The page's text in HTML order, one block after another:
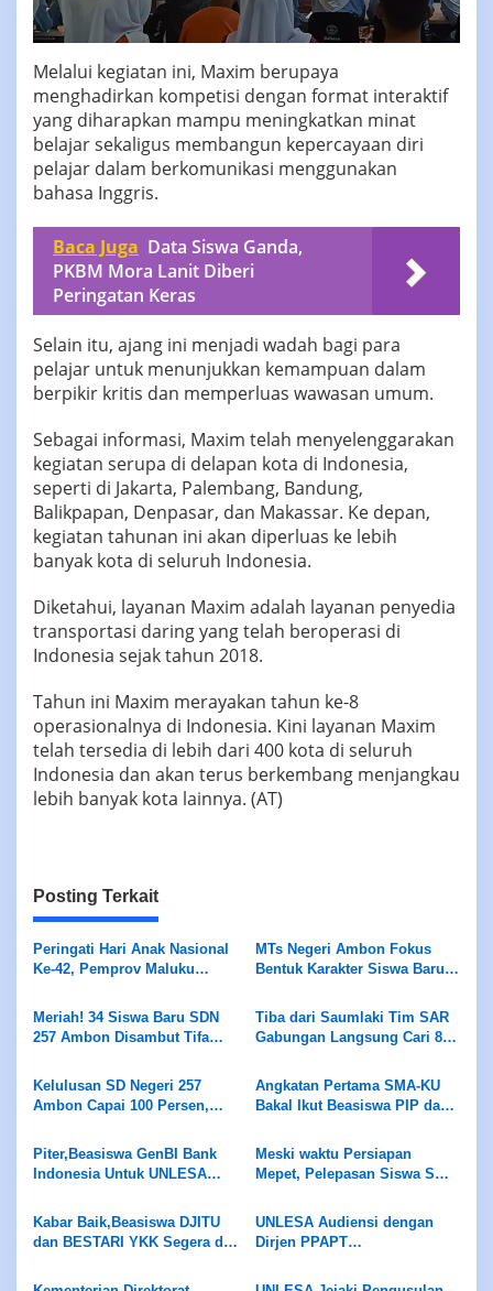
Melalui kegiatan ini, Maxim berupaya
menghadirkan kompetisi dengan format interaktif
yang diharapkan mampu meningkatkan minat
belajar sekaligus membangun kepercayaan diri
pelajar dalam berkomunikasi menggunakan
bahasa Inggris.
Baca Juga Data Siswa Ganda,
PKBM Mora Lanit Diberi
Peringatan Keras
‎‎Selain itu, ajang ini menjadi wadah bagi para
pelajar untuk menunjukkan kemampuan dalam
berpikir kritis dan memperluas wawasan umum.
‎Sebagai informasi, Maxim telah menyelenggarakan
kegiatan serupa di delapan kota di Indonesia,
seperti di Jakarta, Palembang, Bandung,
Balikpapan, Denpasar, dan Makassar. Ke depan,
kegiatan tahunan ini akan diperluas ke lebih
banyak kota di seluruh Indonesia.
‎Diketahui, layanan Maxim adalah layanan penyedia
transportasi daring yang telah beroperasi di
Indonesia sejak tahun 2018.
‎Tahun ini Maxim merayakan tahun ke-8
operasionalnya di Indonesia. Kini layanan Maxim
telah tersedia di lebih dari 400 kota di seluruh
Indonesia dan akan terus berkembang menjangkau
lebih banyak kota lainnya. (AT)
Posting Terkait
Peringati Hari Anak Nasional
Ke-42, Pemprov Maluku
RANA
MTs Negeri Ambon Fokus
Bentuk Karakter Siswa Baru
Meriah! 34 Siswa Baru SDN
257 Ambon Disambut Tifa
Tiba dari Saumlaki Tim SAR
Gabungan Langsung Cari 8
Perairan Pulau Dai
Kelulusan SD Negeri 257
Ambon Capai 100 Persen,
Prestasi
Angkatan Pertama SMA-KU
Bakal Ikut Beasiswa PIP dan
Piter,Beasiswa GenBI Bank
Indonesia Untuk UNLESA
Meski waktu Persiapan
Mepet, Pelepasan Siswa SMA
Aman dan Lancar
Kabar Baik,Beasiswa DJITU
dan BESTARI YKK Segera di
2027
UNLESA Audiensi dengan
Dirjen PPAPT
Beasiswa ADIK dan KIP